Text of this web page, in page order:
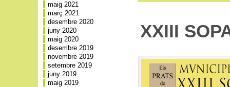
maig 2021
març 2021
desembre 2020
juny 2020
maig 2020
desembre 2019
novembre 2019
setembre 2019
juny 2019
maig 2019
XXIII